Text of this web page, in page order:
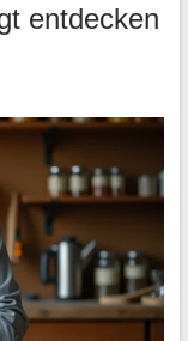
entdecken